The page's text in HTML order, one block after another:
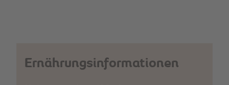
Ernährungsinformationen